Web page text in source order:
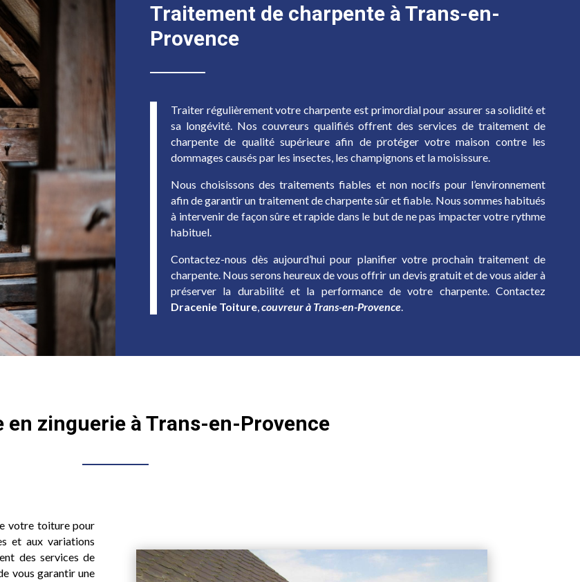
Traitement de charpente à Trans-en-
Provence
Traiter régulièrement votre charpente est primordial pour assurer sa solidité et
sa longévité. Nos couvreurs qualifiés offrent des services de traitement de
charpente de qualité supérieure afin de protéger votre maison contre les
dommages causés par les insectes, les champignons et la moisissure.
Nous choisissons des traitements fiables et non nocifs pour l’environnement
afin de garantir un traitement de charpente sûr et fiable. Nous sommes habitués
à intervenir de façon sûre et rapide dans le but de ne pas impacter votre rythme
habituel.
Contactez-nous dès aujourd’hui pour planifier votre prochain traitement de
charpente. Nous serons heureux de vous offrir un devis gratuit et de vous aider à
préserver la durabilité et la performance de votre charpente. Contactez
Dracenie Toiture couvreur à Trans-en-Provence
en zinguerie à Trans-en-Provence
votre toiture pour
et aux variations
des services de
vous garantir une